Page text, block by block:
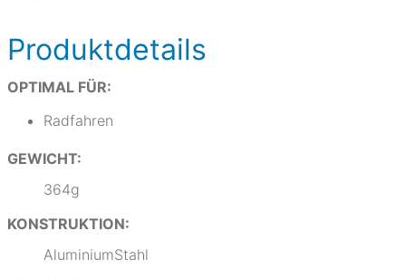
Produktdetails
OPTIMAL FÜR:
Radfahren
GEWICHT:
364g
KONSTRUKTION:
AluminiumStahl